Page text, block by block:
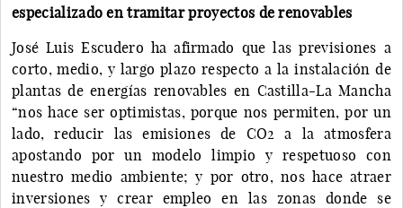
especializado en tramitar proyectos de renovables
José Luis Escudero ha afirmado que las previsiones a
corto, medio, y largo plazo respecto a la instalación de
plantas de energías renovables en Castilla-La Mancha
“nos hace ser optimistas, porque nos permiten, por un
lado, reducir las emisiones de CO2 a la atmosfera
apostando por un modelo limpio y respetuoso con
nuestro medio ambiente; y por otro, nos hace atraer
inversiones y crear empleo en las zonas donde se